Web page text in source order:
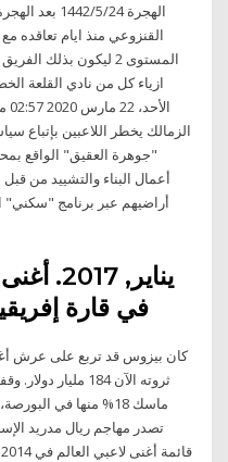
الهجرة 24‏‏/
ازياء كل من نادي القلعة
الزمالك يخطر اللاعبين بإتباع
"جوهرة العقيق" الواقع
أعمال البناء والتشييد من
أراضيهم عبر برنامج "سكني"
في قارة
ثروته الآن 184
تصدر مهاجم ريال مدريد